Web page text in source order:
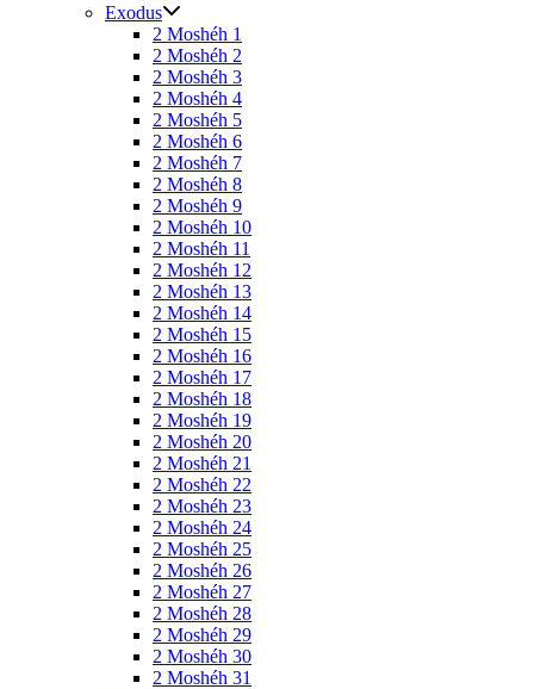
Exodus
2 Moshéh 1
2 Moshéh 2
2 Moshéh 3
2 Moshéh 4
2 Moshéh 5
2 Moshéh 6
2 Moshéh 7
2 Moshéh 8
2 Moshéh 9
2 Moshéh 10
2 Moshéh 11
2 Moshéh 12
2 Moshéh 13
2 Moshéh 14
2 Moshéh 15
2 Moshéh 16
2 Moshéh 17
2 Moshéh 18
2 Moshéh 19
2 Moshéh 20
2 Moshéh 21
2 Moshéh 22
2 Moshéh 23
2 Moshéh 24
2 Moshéh 25
2 Moshéh 26
2 Moshéh 27
2 Moshéh 28
2 Moshéh 29
2 Moshéh 30
2 Moshéh 31